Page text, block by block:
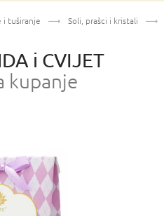
i tuširanje Soli, prašci i kristali
i CVIJET
kupanje